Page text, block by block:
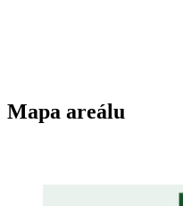
Mapa areálu